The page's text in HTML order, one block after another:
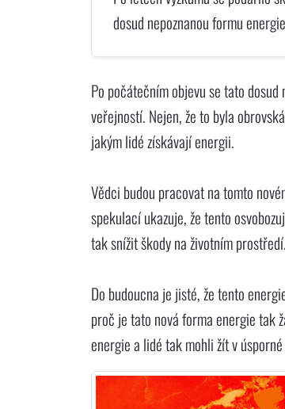
dosud nepoznanou formu
Po počátečním objevu se tato
veřejností. Nejen, že to byla
jakým lidé získávají energii.
Vědci budou pracovat na tomto
spekulací ukazuje, že tento
tak snížit škody na životním prostředí.
Do budoucna je jisté, že tento
proč je tato nová forma energie tak
energie a lidé tak mohli žít v